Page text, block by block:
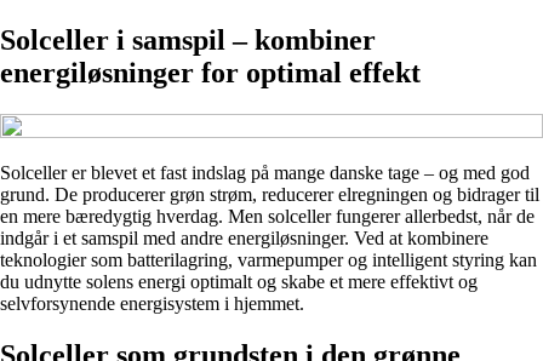
Solceller i samspil – kombiner
energiløsninger for optimal effekt
Solceller er blevet et fast indslag på mange danske tage – og med god
grund. De producerer grøn strøm, reducerer elregningen og bidrager til
en mere bæredygtig hverdag. Men solceller fungerer allerbedst, når de
indgår i et samspil med andre energiløsninger. Ved at kombinere
teknologier som batterilagring, varmepumper og intelligent styring kan
du udnytte solens energi optimalt og skabe et mere effektivt og
selvforsynende energisystem i hjemmet.
Solceller som grundsten i den grønne